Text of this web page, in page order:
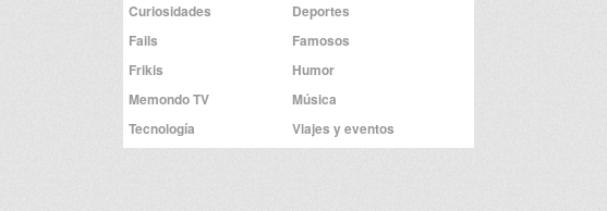
Curiosidades
Deportes
Fails
Famosos
Frikis
Humor
Memondo TV
Música
Tecnología
Viajes y eventos